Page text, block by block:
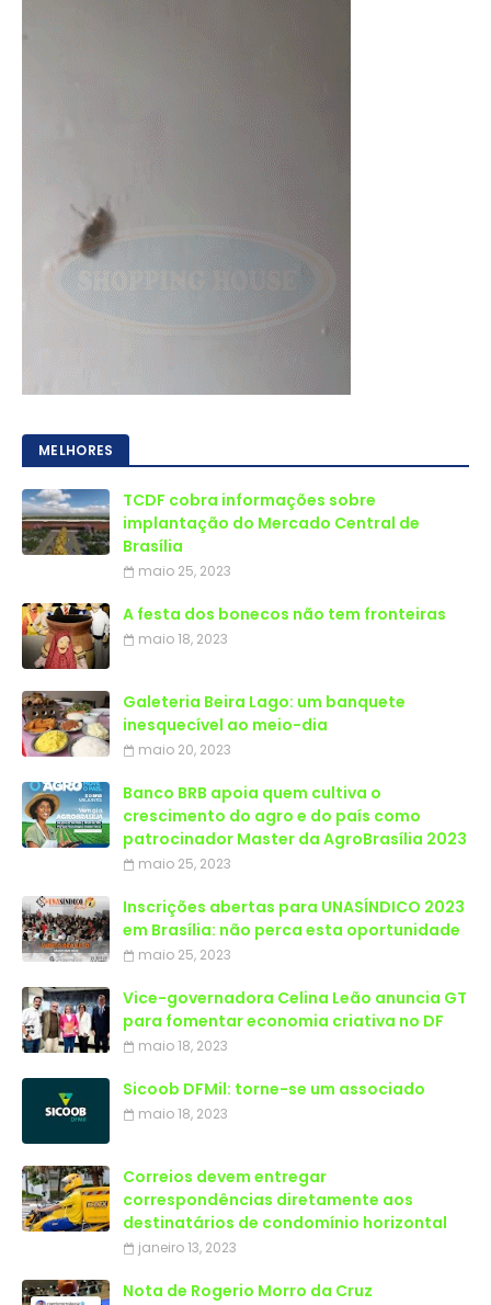
MELHORES
TCDF cobra informações sobre
implantação do Mercado Central de
Brasília
maio 25, 2023
A festa dos bonecos não tem fronteiras
maio 18, 2023
Galeteria Beira Lago: um banquete
inesquecível ao meio-dia
maio 20, 2023
Banco BRB apoia quem cultiva o
crescimento do agro e do país como
patrocinador Master da AgroBrasília 2023
maio 25, 2023
Inscrições abertas para UNASÍNDICO 2023
em Brasília: não perca esta oportunidade
maio 25, 2023
Vice-governadora Celina Leão anuncia GT
para fomentar economia criativa no DF
maio 18, 2023
Sicoob DFMil: torne-se um associado
maio 18, 2023
Correios devem entregar
correspondências diretamente aos
destinatários de condomínio horizontal
janeiro 13, 2023
Nota de Rogerio Morro da Cruz